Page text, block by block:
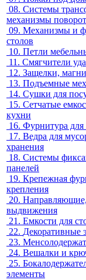
08. Системы
механизмы
09. Механизмы и
столов
10. Петли
11. Смягчители
12. Защелки,
13. Подъемные
14. Сушки для
15. Сетчатые
кухни
16. Фурнитура
17. Ведра для
хранения
18. Системы
панелей
19. Крепежная
крепления
20.
выдвижения
21. Емкости для
22. Декоративные
23.
24. Вешалки и
25.
элементы